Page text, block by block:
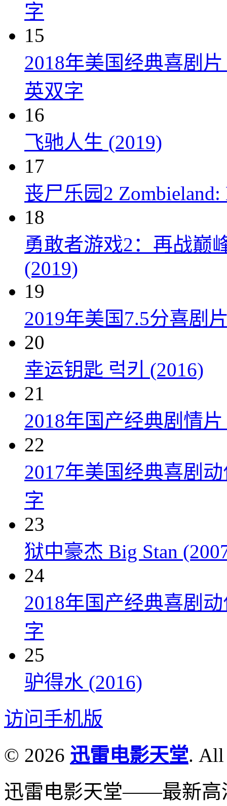
字
15
2018年美国经典喜剧
英双字
16
飞驰人生 (2019)
17
丧尸乐园2 Zombieland:
18
勇敢者游戏2：再战巅
(2019)
19
2019年美国7.5分喜剧
20
幸运钥匙 럭키 (2016)
21
2018年国产经典剧情
22
2017年美国经典喜剧
字
23
狱中豪杰 Big Stan
24
2018年国产经典喜剧
字
25
驴得水 (2016)
访问手机版
© 2026 迅雷电影天堂. All
迅雷电影天堂——最新高